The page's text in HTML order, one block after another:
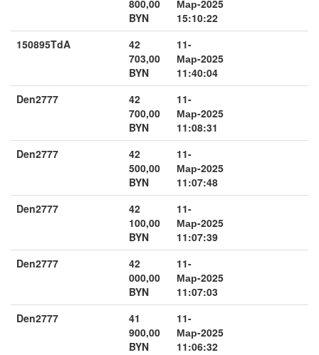
800,00
BYN
Мар-2025
15:10:22
150895TdA
42
703,00
BYN
11-
Мар-2025
11:40:04
Den2777
42
700,00
BYN
11-
Мар-2025
11:08:31
Den2777
42
500,00
BYN
11-
Мар-2025
11:07:48
Den2777
42
100,00
BYN
11-
Мар-2025
11:07:39
Den2777
42
000,00
BYN
11-
Мар-2025
11:07:03
Den2777
41
900,00
BYN
11-
Мар-2025
11:06:32